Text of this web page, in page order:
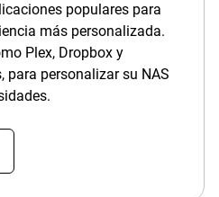
populares para
más personalizada.
Plex, Dropbox y
para personalizar su NAS